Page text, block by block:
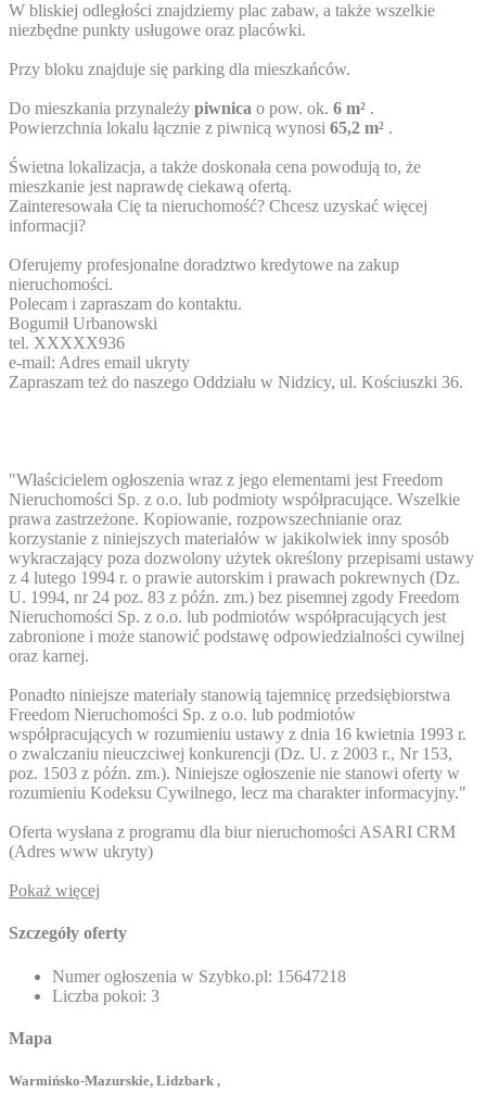
W bliskiej odległości znajdziemy plac zabaw, a także wszelkie
niezbędne punkty usługowe oraz placówki.
Przy bloku znajduje się parking dla mieszkańców.
Do mieszkania przynależy piwnica o pow. ok. 6 m² .
Powierzchnia lokalu łącznie z piwnicą wynosi 65,2 m² .
Świetna lokalizacja, a także doskonała cena powodują to, że
mieszkanie jest naprawdę ciekawą ofertą.
Zainteresowała Cię ta nieruchomość? Chcesz uzyskać więcej
informacji?
Oferujemy profesjonalne doradztwo kredytowe na zakup
nieruchomości.
Polecam i zapraszam do kontaktu.
Bogumił Urbanowski
tel. XXXXX936
e-mail: Adres email ukryty
Zapraszam też do naszego Oddziału w Nidzicy, ul. Kościuszki 36.
"Właścicielem ogłoszenia wraz z jego elementami jest Freedom
Nieruchomości Sp. z o.o. lub podmioty współpracujące. Wszelkie
prawa zastrzeżone. Kopiowanie, rozpowszechnianie oraz
korzystanie z niniejszych materiałów w jakikolwiek inny sposób
wykraczający poza dozwolony użytek określony przepisami ustawy
z 4 lutego 1994 r. o prawie autorskim i prawach pokrewnych (Dz.
U. 1994, nr 24 poz. 83 z późn. zm.) bez pisemnej zgody Freedom
Nieruchomości Sp. z o.o. lub podmiotów współpracujących jest
zabronione i może stanowić podstawę odpowiedzialności cywilnej
oraz karnej.
Ponadto niniejsze materiały stanowią tajemnicę przedsiębiorstwa
Freedom Nieruchomości Sp. z o.o. lub podmiotów
współpracujących w rozumieniu ustawy z dnia 16 kwietnia 1993 r.
o zwalczaniu nieuczciwej konkurencji (Dz. U. z 2003 r., Nr 153,
poz. 1503 z późn. zm.). Niniejsze ogłoszenie nie stanowi oferty w
rozumieniu Kodeksu Cywilnego, lecz ma charakter informacyjny."
Oferta wysłana z programu dla biur nieruchomości ASARI CRM
(Adres www ukryty)
Pokaż więcej
Szczegóły oferty
Numer ogłoszenia w Szybko.pl: 15647218
Liczba pokoi: 3
Mapa
Warmińsko-Mazurskie, Lidzbark ,